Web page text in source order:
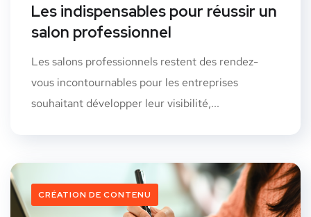
Les indispensables pour réussir un
salon professionnel
Les salons professionnels restent des rendez-
vous incontournables pour les entreprises
souhaitant développer leur visibilité,...
CRÉATION DE CONTENU